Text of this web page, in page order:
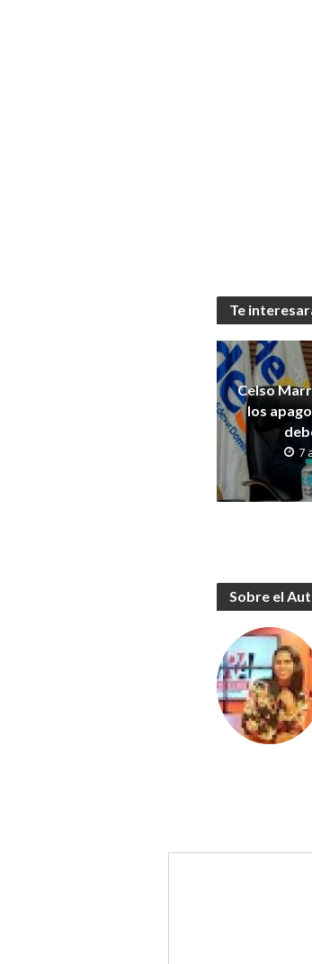
Te
Celso
los
7
Sobre el